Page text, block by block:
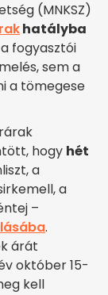
(MNKSZ)
hatályba
fogyasztói
sem a
a tömegese
hogy hét
a
a
–
.
árát
október 15-
kell